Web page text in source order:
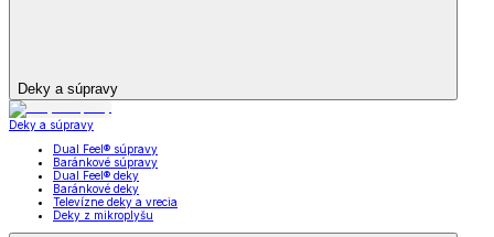
Deky a súpravy
Deky a súpravy
Dual Feel® súpravy
Baránkové súpravy
Dual Feel® deky
Baránkové deky
Televízne deky a vrecia
Deky z mikroplyšu